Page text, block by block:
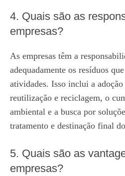
4. Quais são as
empresas?
As empresas têm a
adequadamente os resíduos
atividades. Isso inclui a
reutilização e reciclagem, o
ambiental e a busca por
tratamento e destinação final
5. Quais são as
empresas?